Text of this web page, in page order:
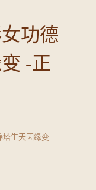
功德
-正
塔生天因缘变